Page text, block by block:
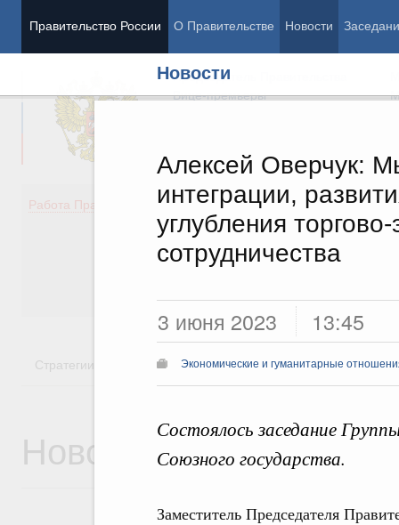
Правительство России О Правительстве Новости
Новости
Алексей Оверчук:
интеграции,
углубления
сотрудничества
3 июня 2023 13:45
Экономические и гуманитарные
Состоялось заседание
Союзного государства.
Заместитель Председателя
Председатель Правительства
Вице-премьеры
Работа Правительства
Демография
Здоровье
Культура
Государство
Стратегии Государственные программы
Новости